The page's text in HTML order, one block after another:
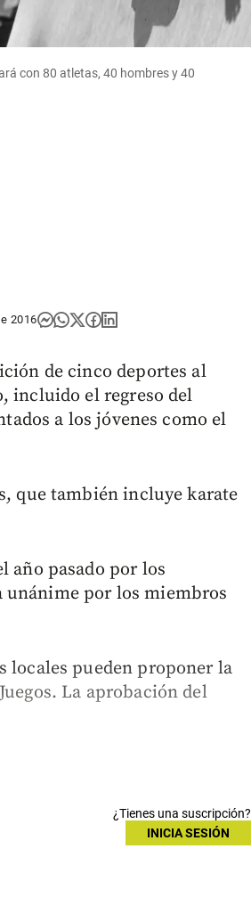
con 80 atletas, 40 hombres y 40
2016
de cinco deportes al
incluido el regreso del
a los jóvenes como el
que también incluye karate
año pasado por los
unánime por los miembros
locales pueden proponer la
La aprobación del
¿Tienes una suscripción?
INICIA SESIÓN